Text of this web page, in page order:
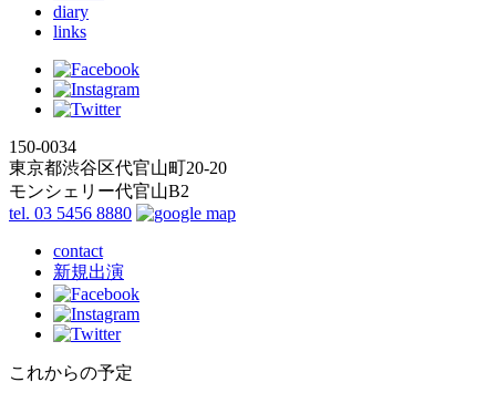
diary
links
150-0034
東京都渋谷区代官山町20-20
モンシェリー代官山B2
tel. 03 5456 8880
contact
新規出演
これからの予定